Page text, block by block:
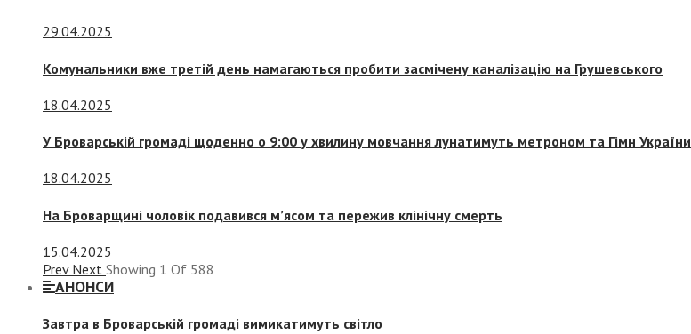
29.04.2025
Комунальники вже третій день намагаються пробити засмічену каналізацію на Грушевського
18.04.2025
У Броварській громаді щоденно о 9:00 у хвилину мовчання лунатимуть метроном та Гімн України
18.04.2025
На Броварщині чоловік подавився м’ясом та пережив клінічну смерть
15.04.2025
Prev Next Showing 1 Of 588
АНОНСИ
Завтра в Броварській громаді вимикатимуть світло